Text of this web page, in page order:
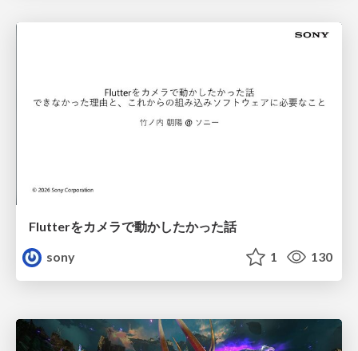
Flutterをカメラで動かしたかった話
sony
1 130